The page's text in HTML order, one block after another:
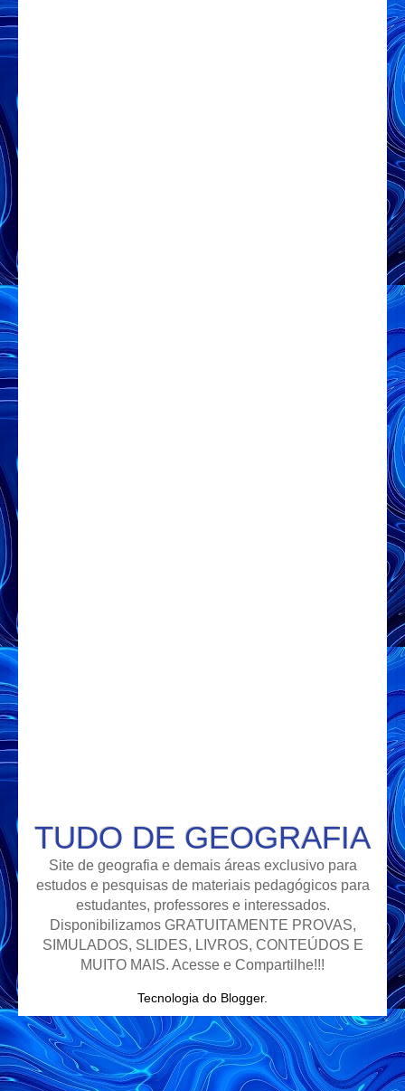
TUDO DE GEOGRAFIA
Site de geografia e demais áreas exclusivo para
estudos e pesquisas de materiais pedagógicos para
estudantes, professores e interessados.
Disponibilizamos GRATUITAMENTE PROVAS,
SIMULADOS, SLIDES, LIVROS, CONTEÚDOS E
MUITO MAIS. Acesse e Compartilhe!!!
Tecnologia do Blogger.